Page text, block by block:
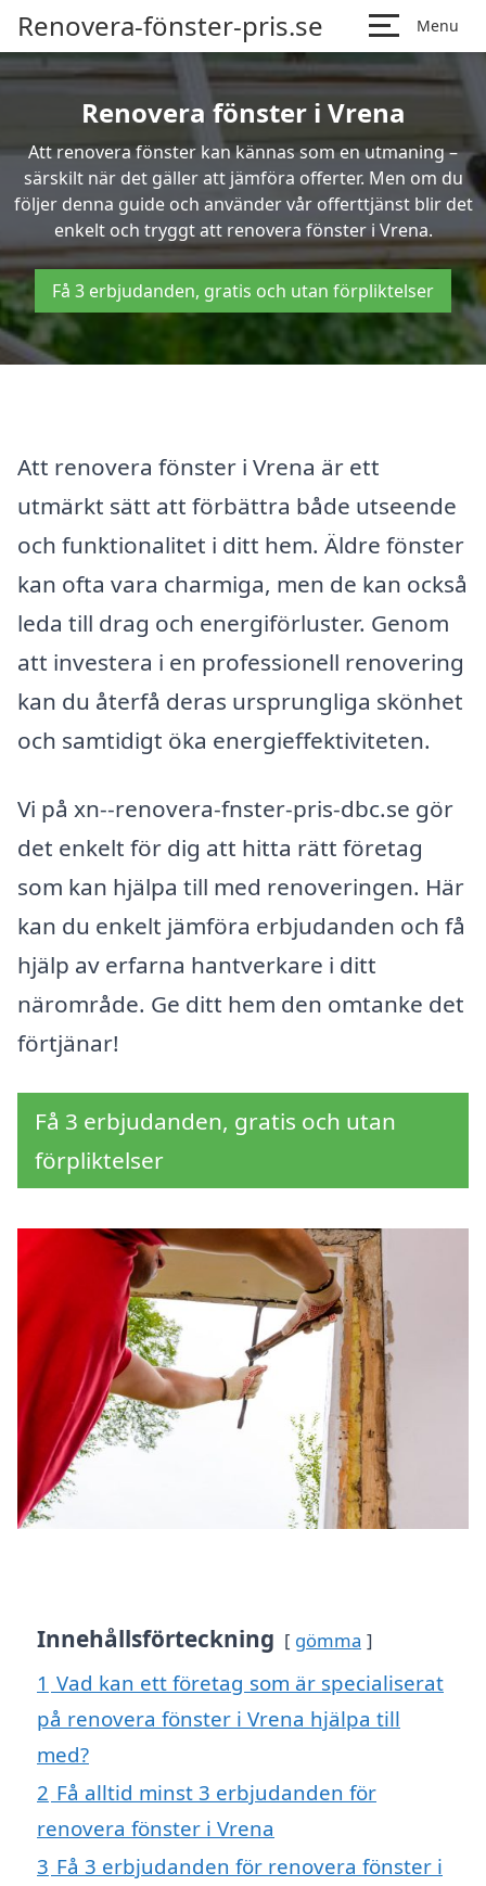
Renovera-fönster-pris.se Menu
Renovera fönster i Vrena
Att renovera fönster kan kännas som en utmaning –
särskilt när det gäller att jämföra offerter. Men om du
följer denna guide och använder vår offerttjänst blir det
enkelt och tryggt att renovera fönster i Vrena.
Få 3 erbjudanden, gratis och utan förpliktelser
Att renovera fönster i Vrena är ett
utmärkt sätt att förbättra både utseende
och funktionalitet i ditt hem. Äldre fönster
kan ofta vara charmiga, men de kan också
leda till drag och energiförluster. Genom
att investera i en professionell renovering
kan du återfå deras ursprungliga skönhet
och samtidigt öka energieffektiviteten.
Vi på xn--renovera-fnster-pris-dbc.se gör
det enkelt för dig att hitta rätt företag
som kan hjälpa till med renoveringen. Här
kan du enkelt jämföra erbjudanden och få
hjälp av erfarna hantverkare i ditt
närområde. Ge ditt hem den omtanke det
förtjänar!
Få 3 erbjudanden, gratis och utan
förpliktelser
Innehållsförteckning gömma
1 Vad kan ett företag som är specialiserat
på renovera fönster i Vrena hjälpa till
med?
2 Få alltid minst 3 erbjudanden för
renovera fönster i Vrena
3 Få 3 erbjudanden för renovera fönster i